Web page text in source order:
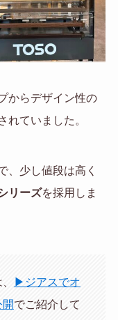
からデザイン性の
れていました。
、少し値段は高く
リーズを採用しま
▶ジアスでオ
でご紹介して